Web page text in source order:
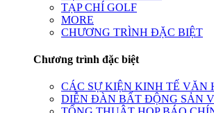
TẠP CHÍ GOLF
MORE
CHƯƠNG TRÌNH ĐẶC BIỆT
Chương trình đặc biệt
CÁC SỰ KIỆN KINH TẾ VĂN
DIỄN ĐÀN BẤT ĐỘNG SẢN